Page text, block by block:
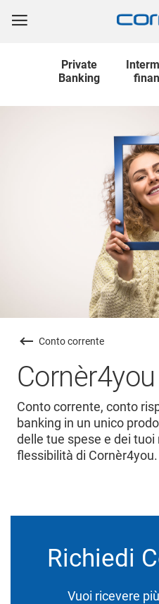
Private
Banking
Conto corrente
Cornèr4you
Conto corrente, conto
banking in un unico
delle tue spese e dei tuoi
flessibilità di Cornèr4you.
Richiedi
Vuoi ricevere